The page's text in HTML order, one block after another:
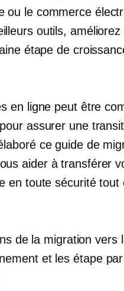
ou le commerce
outils, améliorez
étape de
en ligne peut être
assurer une
ce guide de
aider à transférer
en toute sécurité tout
de la migration vers
et lesétape